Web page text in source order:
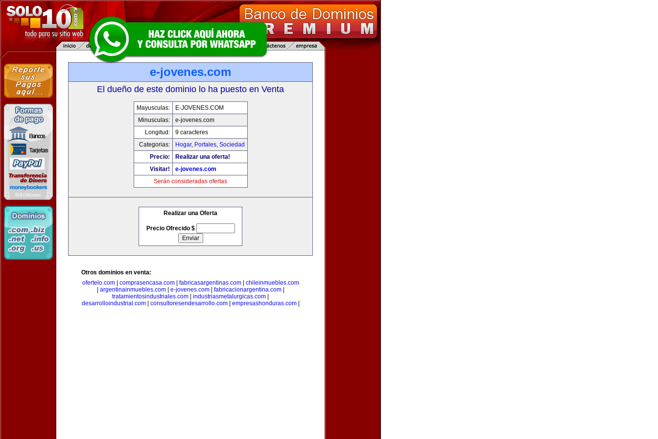
e-jovenes.com
El dueño de este dominio lo ha puesto en Venta
Mayusculas:
E-JOVENES.COM
Minusculas:
e-jovenes.com
Longitud:
9 caracteres
Categorias:
Hogar, Portales, Sociedad
Precio:
Realizar una oferta!
Visitar!
e-jovenes.com
Serán consideradas ofertas
Realizar una Oferta
Precio Ofrecido $
Otros dominios en venta:
ofertelo.com| comprasencasa.com| fabricasargentinas.com| chileinmuebles.com
argentinainmuebles.com| e-jovenes.com| fabricacionargentina.com|
tratamientosindustriales.com
industriasmetalurgicas.com
desarrolloindustrial.com| consultoresendesarrollo.com| empresashonduras.com|